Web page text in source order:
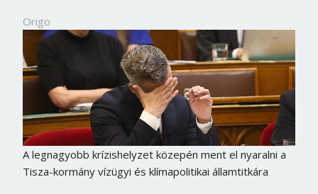
Origo
A legnagyobb krízishelyzet közepén ment el nyaralni a
Tisza-kormány vízügyi és klímapolitikai államtitkára